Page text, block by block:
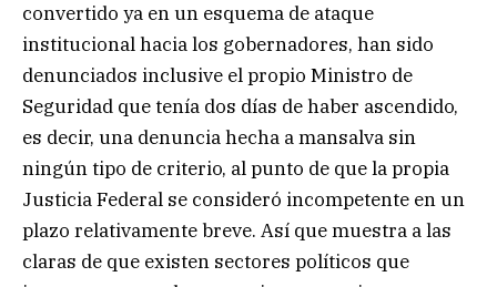
convertido ya en un esquema de ataque
institucional hacia los gobernadores, han sido
denunciados inclusive el propio Ministro de
Seguridad que tenía dos días de haber ascendido,
es decir, una denuncia hecha a mansalva sin
ningún tipo de criterio, al punto de que la propia
Justicia Federal se consideró incompetente en un
plazo relativamente breve. Así que muestra a las
claras de que existen sectores políticos que